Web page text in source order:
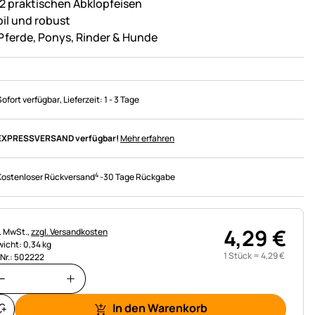
praktischen Abklopfeisen
und robust
Ponys, Rinder & Hunde
verfügbar, Lieferzeit:1 - 3 Tage
verfügbar!Mehr erfahren
Rückversand4-30 Tage Rückgabe
MwSt.,zzgl. Versandkosten
0,34 kg
502222
4,29€
1 Stück =4,29€
In den Warenkorb